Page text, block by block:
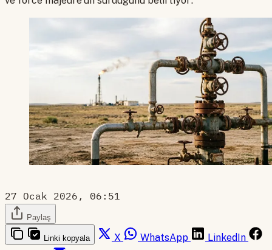
27 Ocak 2026, 06:51
Paylaş
Linki kopyala X WhatsApp
LinkedIn